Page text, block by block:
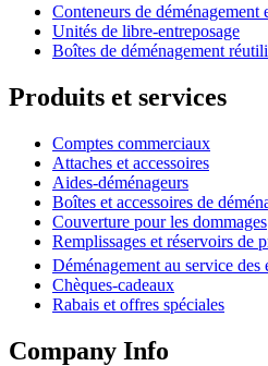
Conteneurs de déménagement
Unités de libre-entreposage
Boîtes de déménagement
Produits et services
Comptes commerciaux
Attaches et accessoires
Aides-déménageurs
Boîtes et accessoires de
Couverture pour les dommages
Remplissages et réservoirs de
Déménagement au service
Chèques-cadeaux
Rabais et offres spéciales
Company Info